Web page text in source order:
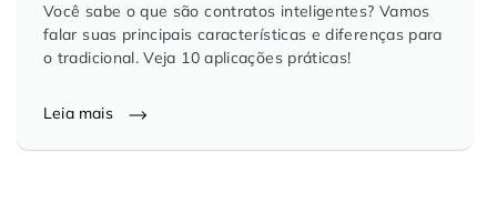
Transformação Digital
Controle e Organização de Documentos Físicos
Você sabe o que são contratos inteligentes? Vamos
falar suas principais características e diferenças para
o tradicional. Veja 10 aplicações práticas!
Leia mais